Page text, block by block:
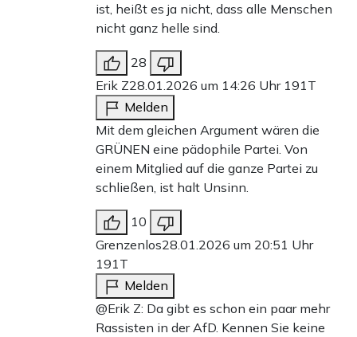
ist, heißt es ja nicht, dass alle Menschen
nicht ganz helle sind.
28
Erik Z28.01.2026 um 14:26 Uhr 191T
Melden
Mit dem gleichen Argument wären die
GRÜNEN eine pädophile Partei. Von
einem Mitglied auf die ganze Partei zu
schließen, ist halt Unsinn.
10
Grenzenlos28.01.2026 um 20:51 Uhr
191T
Melden
@Erik Z: Da gibt es schon ein paar mehr
Rassisten in der AfD. Kennen Sie keine